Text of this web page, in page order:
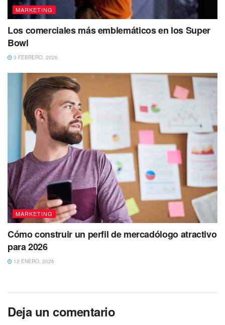
MARKETING
Los comerciales más emblemáticos en los Super
Bowl
3 FEBRERO, 2026
MARKETING
Cómo construir un perfil de mercadólogo atractivo
para 2026
12 ENERO, 2026
Deja un comentario